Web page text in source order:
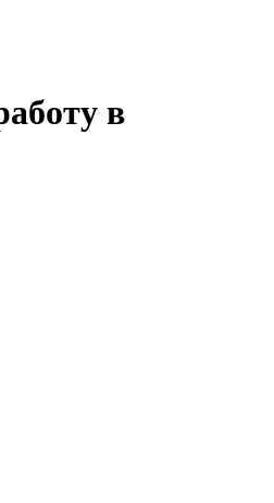
в